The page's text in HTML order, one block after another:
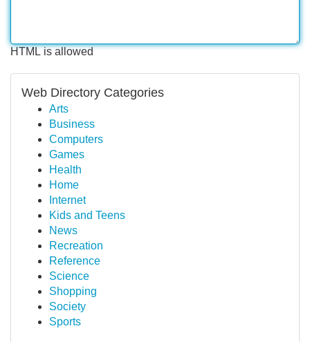
HTML is allowed
Web Directory Categories
Arts
Business
Computers
Games
Health
Home
Internet
Kids and Teens
News
Recreation
Reference
Science
Shopping
Society
Sports